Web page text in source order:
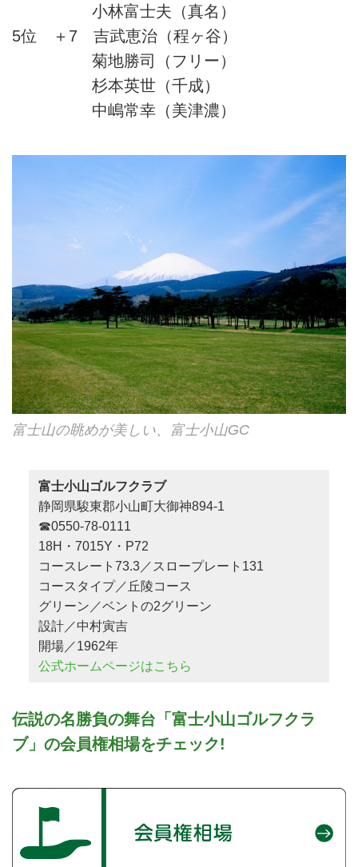
小林富士夫（真名）
5位 ＋7 吉武恵治（程ヶ谷）
菊地勝司（フリー）
杉本英世（千成）
中嶋常幸（美津濃）
富士山の眺めが美しい、富士小山GC
富士小山ゴルフクラブ
静岡県駿東郡小山町大御神894-1
☎0550-78-0111
18H・7015Y・P72
コースレート73.3／スロープレート131
コースタイプ／丘陵コース
グリーン／ベントの2グリーン
設計／中村寅吉
開場／1962年
公式ホームページはこちら
伝説の名勝負の舞台「富士小山ゴルフクラ
ブ」の会員権相場をチェック!